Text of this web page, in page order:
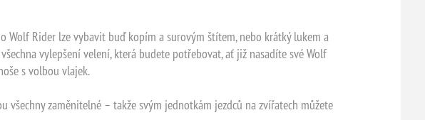
Wolf Rider lze vybavit buď kopím a surovým štítem, nebo krátký lukem a
vylepšení velení, která budete potřebovat, ať již nasadíte své Wolf
s volbou vlajek.
všechny zaměnitelné – takže svým jednotkám jezdců na zvířatech můžete